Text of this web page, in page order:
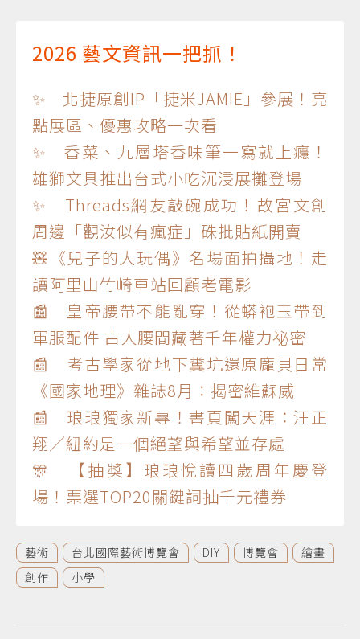
2026 藝文資訊一把抓！
✨ 北捷原創IP「捷米JAMIE」參展！亮
點展區、優惠攻略一次看
✨ 香菜、九層塔香味筆一寫就上癮！
雄獅文具推出台式小吃沉浸展攤登場
✨ Threads網友敲碗成功！故宮文創
周邊「觀汝似有瘋症」硃批貼紙開賣
🧸《兒子的大玩偶》名場面拍攝地！走
讀阿里山竹崎車站回顧老電影
📰 皇帝腰帶不能亂穿！從蟒袍玉帶到
軍服配件 古人腰間藏著千年權力祕密
📰 考古學家從地下糞坑還原龐貝日常
《國家地理》雜誌8月：揭密維蘇威
📰 琅琅獨家新專！書頁闖天涯：汪正
翔／紐約是一個絕望與希望並存處
🎊 【抽獎】琅琅悅讀四歲周年慶登
場！票選TOP20關鍵詞抽千元禮券
藝術 台北國際藝術博覽會 DIY 博覽會
繪畫
創作
小學